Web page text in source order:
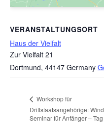
VERANSTALTUNGSORT
Haus der Vielfalt
Zur Vielfalt 21
Dortmund, 44147 Germany
Workshop für
Drittstaatsangehörige:
Seminar für Anfänger – Tag